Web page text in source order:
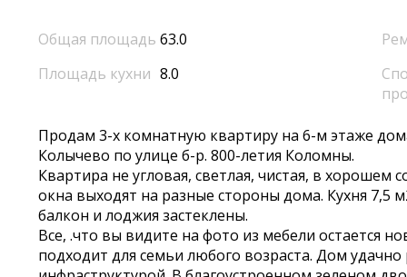
Общая площадь 63.0
Площадь кухни 8.0
Продам 3-х комнатную квартиру на 6-м этаже
Колычево по улице б-р. 800-летия Коломны.
Квартира не угловая, светлая, чистая, в хорошем
окна выходят на разные стороны дома. Кухня 7,5
балкон и лоджия застеклены.
Все, .что вы видите на фото из мебели остается
подходит для семьи любого возраста. Дом